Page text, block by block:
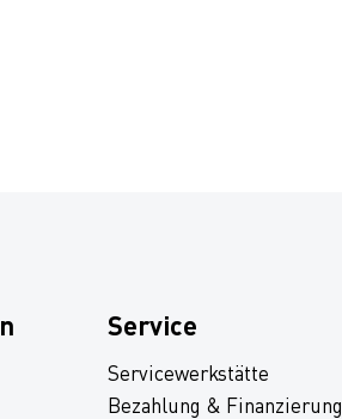
Service
Servicewerkstätte
Bezahlung & Finanzierung